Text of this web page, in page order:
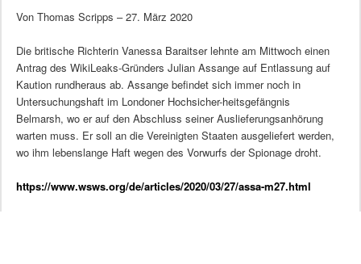
Von Thomas Scripps – 27. März 2020
Die britische Richterin Vanessa Baraitser lehnte am Mittwoch einen
Antrag des WikiLeaks-Gründers Julian Assange auf Entlassung auf
Kaution rundheraus ab. Assange befindet sich immer noch in
Untersuchungshaft im Londoner Hochsicher-heitsgefängnis
Belmarsh, wo er auf den Abschluss seiner Auslieferungsanhörung
warten muss. Er soll an die Vereinigten Staaten ausgeliefert werden,
wo ihm lebenslange Haft wegen des Vorwurfs der Spionage droht.
https://www.wsws.org/de/articles/2020/03/27/assa-m27.html